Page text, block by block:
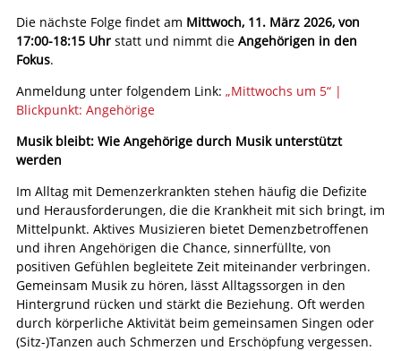
Die nächste Folge findet am Mittwoch, 11. März 2026, von
17:00-18:15 Uhrstatt und nimmt die Angehörigen in den
Fokus.
Anmeldung unter folgendem Link: „Mittwochs um 5“ |
Blickpunkt: Angehörige
Musik bleibt: Wie Angehörige durch Musik unterstützt
werden
Im Alltag mit Demenzerkrankten stehen häufig die Defizite
und Herausforderungen, die die Krankheit mit sich bringt, im
Mittelpunkt. Aktives Musizieren bietet Demenzbetroffenen
und ihren Angehörigen die Chance, sinnerfüllte, von
positiven Gefühlen begleitete Zeit miteinander verbringen.
Gemeinsam Musik zu hören, lässt Alltagssorgen in den
Hintergrund rücken und stärkt die Beziehung. Oft werden
durch körperliche Aktivität beim gemeinsamen Singen oder
(Sitz-)Tanzen auch Schmerzen und Erschöpfung vergessen.